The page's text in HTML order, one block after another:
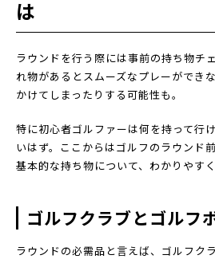
は
ラウンドを行う際には事前の持ち物チ
れ物があるとスムーズなプレーができ
かけてしまったりする可能性も。
特に初心者ゴルファーは何を持って行
いはず。ここからはゴルフのラウンド
基本的な持ち物について、わかりやすく
ゴルフクラブとゴルフ
ラウンドの必需品と言えば、ゴルフク